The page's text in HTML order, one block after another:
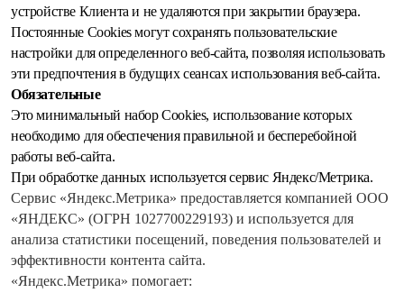
устройстве Клиента и не удаляются при закрытии браузера.
Постоянные Сookies могут сохранять пользовательские
настройки для определенного веб-сайта, позволяя использовать
эти предпочтения в будущих сеансах использования веб-сайта.
Обязательные
Это минимальный набор Cookies, использование которых
необходимо для обеспечения правильной и бесперебойной
работы веб-сайта.
При обработке данных используется сервис Яндекс/Метрика.
Сервис «Яндекс.Метрика» предоставляется компанией ООО
«ЯНДЕКС» (ОГРН 1027700229193) и используется для
анализа статистики посещений, поведения пользователей и
эффективности контента cайта.
«Яндекс.Метрика» помогает: